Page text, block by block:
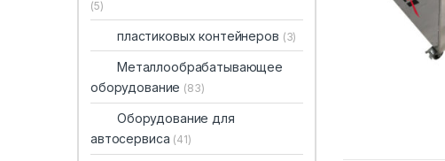
(5)
пластиковых контейнеров (3)
Металлообрабатывающее
оборудование (83)
Оборудование для
автосервиса (41)